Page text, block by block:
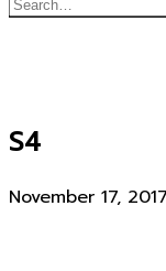
S4
November 17, 2017